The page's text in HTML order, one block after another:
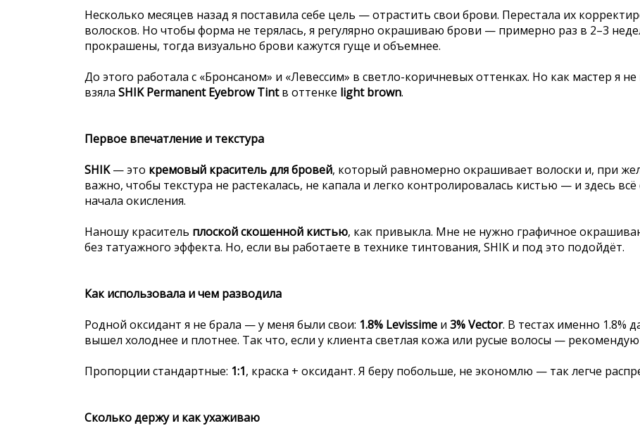
Несколько месяцев назад я поставила себе цель — отрастить свои брови. Перестала их
волосков. Но чтобы форма не терялась, я регулярно окрашиваю брови — примерно раз в 2–3
прокрашены, тогда визуально брови кажутся гуще и объемнее.
До этого работала с «Бронсаном» и «Левессим» в светло-коричневых оттенках. Но как мастер я
взяла SHIK Permanent Eyebrow Tintв оттенке light brown.
Первое впечатление и текстура
SHIK— это кремовый краситель для бровей, который равномерно окрашивает волоски и, при
важно, чтобы текстура не растекалась, не капала и легко контролировалась кистью — и здесь
начала окисления.
Наношу краситель плоской скошенной кистью, как привыкла. Мне не нужно графичное
без татуажного эффекта. Но, если вы работаете в технике тинтования, SHIK и под это подойдёт.
Как использовала и чем разводила
Родной оксидант я не брала — у меня были свои: 1.8% Levissime и 3% Vector. В тестах именно 1.8%
вышел холоднее и плотнее. Так что, если у клиента светлая кожа или русые волосы —
Пропорции стандартные: 1:1, краска + оксидант. Я беру побольше, не экономлю — так легче
Сколько держу и как ухаживаю